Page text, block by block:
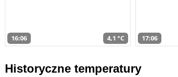
16:06 4,1 °C 17:06
Historyczne temperatury